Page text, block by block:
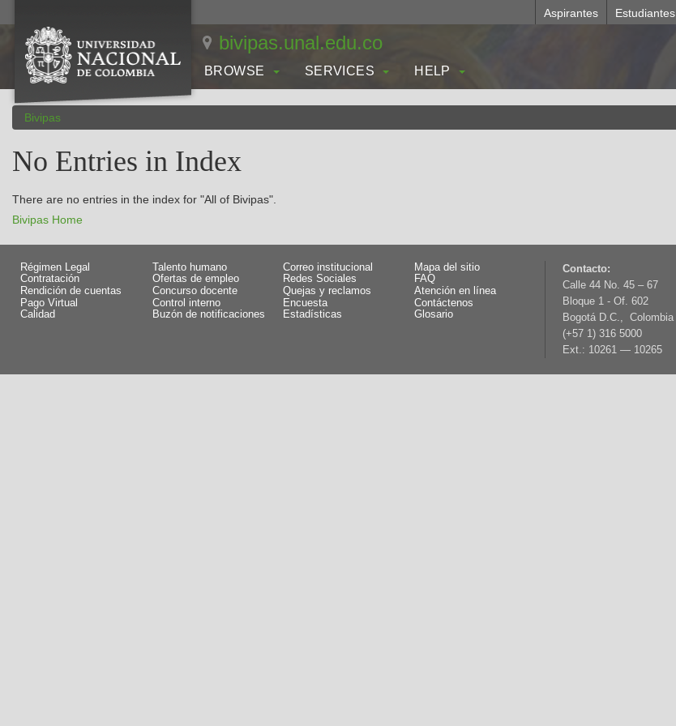
Aspirantes Estudiantes
bivipas.unal.edu.co
BROWSE SERVICES HELP
Bivipas
No Entries in Index
There are no entries in the index for "All of Bivipas".
Bivipas Home
Régimen Legal
Talento humano
Contratación
Ofertas de empleo
Rendición de cuentas
Concurso docente
Pago Virtual
Control interno
Calidad
Buzón de notificaciones
Correo institucional
Mapa del sitio
Redes Sociales
FAQ
Quejas y reclamos
Atención en línea
Encuesta
Contáctenos
Estadísticas
Glosario
Contacto:
Calle 44 No. 45 – 67
Bloque 1 - Of. 602
Bogotá D.C., Colombia
(+57 1) 316 5000
Ext.: 10261 — 10265